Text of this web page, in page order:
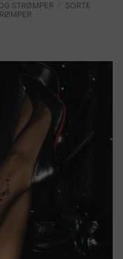
STRØMPER
SORTE